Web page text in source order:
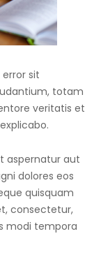
sit
totam
veritatis et
aspernatur aut
dolores eos
quisquam
consectetur,
modi tempora